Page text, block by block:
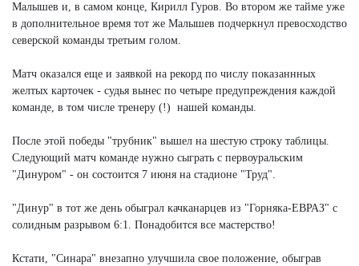
Малышев и, в самом конце, Кирилл Гуров. Во втором же тайме уже
в дополнительное время тот же Малышев подчеркнул превосходство
северской команды третьим голом.
Матч оказался еще и заявкой на рекорд по числу показаннных
желтых карточек - судья вынес по четыре предупреждения каждой
команде, в том числе тренеру (!) нашей команды.
После этой победы "трубник" вышел на шестую строку таблицы.
Следующий матч команде нужно сыграть с первоуральским
"Динуром" - он состоится 7 июня на стадионе "Труд".
"Динур" в тот же день обыграл качканарцев из "Горняка-ЕВРАЗ" с
солидным разрывом 6:1. Понадобится все мастерство!
Кстати, "Синара" внезапно улучшила свое положение, обыграв